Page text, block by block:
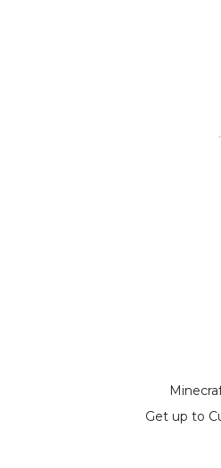
Get up to